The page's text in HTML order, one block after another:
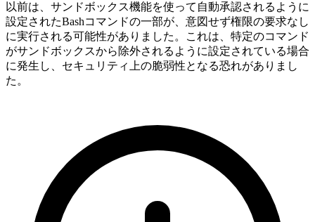
以前は、サンドボックス機能を使って自動承認されるように
設定されたBashコマンドの一部が、意図せず権限の要求なし
に実行される可能性がありました。これは、特定のコマンド
がサンドボックスから除外されるように設定されている場合
に発生し、セキュリティ上の脆弱性となる恐れがありまし
た。